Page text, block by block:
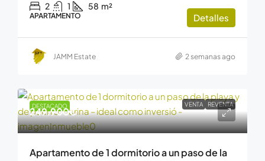
2 1 58 m²
APARTAMENTO Detalles
JAMM Estate 2 semanas ago
DESTACADO VENTA REVENTA
249.900€
Apartamento de 1 dormitorio a un paso de la